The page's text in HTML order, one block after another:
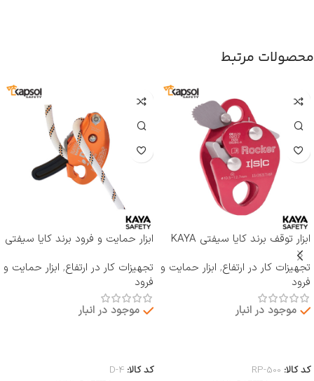
محصولات مرتبط
ابزار توقف برند کایا سیفتی KAYA
SAFETY مدل RP-500 ROCKER
تجهیزات کار در ارتفاع, ابزار حمایت و
فرود
موجود در انبار
کد کالا: RP-500
ابزار حمایت و فرود برند کایا سیفتی
تجهیزات کار در ارتفاع, ابزار حمایت و
فرود
موجود در انبار
کد کالا: D-4